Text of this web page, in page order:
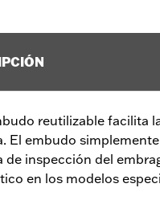
reutilizable facilita
El embudo
de inspección del
en los modelos